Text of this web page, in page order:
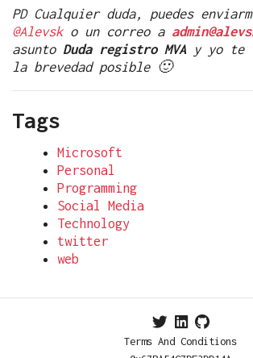
PD Cualquier duda, puedes
@Alevsko un correo a
asunto Duda registro MVA y yo te
la brevedad posible 🙂
Tags
Microsoft
Personal
Programming
Social Media
Technology
twitter
web
Terms And Conditions